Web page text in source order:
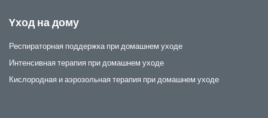
Yход на дому
Респираторная поддержка при домашнем уходе
Интенсивная терапия при домашнем уходе
Кислородная и аэрозольная терапия при домашнем уходе